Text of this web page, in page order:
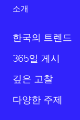
소개
한국의 트렌드
365일 게시
깊은 고찰
다양한 주제